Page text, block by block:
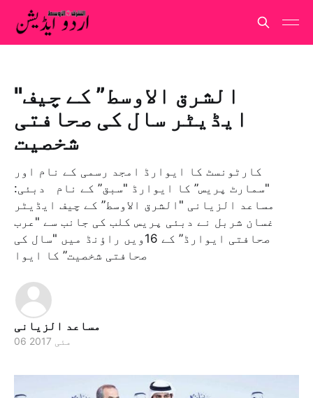
"الشرق الاوسط” کے چیف
ایڈیٹر سال کی صحافتی
شخصیت
کارٹونسٹ کا ایوارڈ امجد رسمی کے نام اور
"سمارٹ پریس” کا ایوارڈ "سبق” کے نام دبئی:
مساعد الزيانی "الشرق الاوسط” کے چیف ایڈیٹر
غسان شربل نے دبئی پریس کلب کی جانب سے "عرب
صحافتی ایوارڈ” کے 16ویں راؤنڈ میں "سال کی
صحافتی شخصیت” کا ایوا
مساعد الزیانی
06 مئی 2017